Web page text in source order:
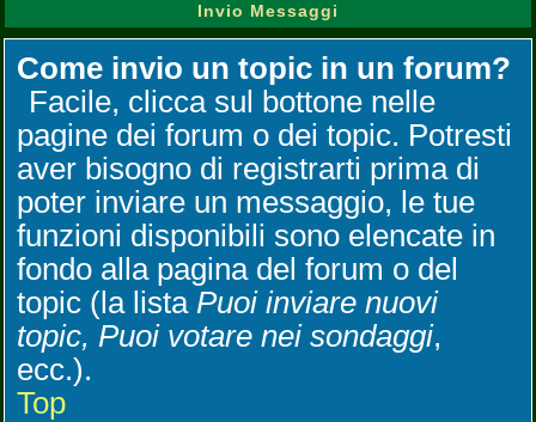
Invio Messaggi
Come invio un topic in un forum?
Facile, clicca sul bottone nelle
pagine dei forum o dei topic. Potresti
aver bisogno di registrarti prima di
poter inviare un messaggio, le tue
funzioni disponibili sono elencate in
fondo alla pagina del forum o del
topic (la lista Puoi inviare nuovi
topic, Puoi votare nei sondaggi,
ecc.).
Top